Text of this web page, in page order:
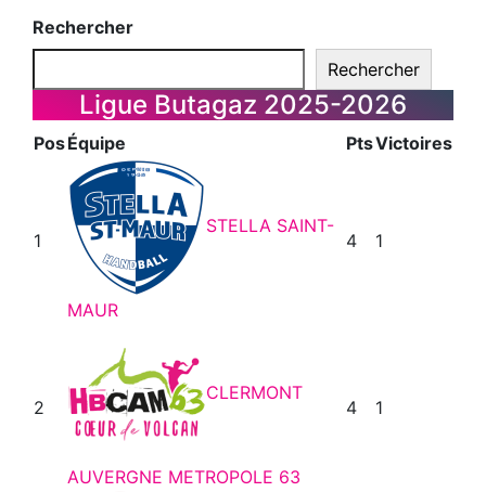
Rechercher
Rechercher
Ligue Butagaz 2025-2026
PosÉquipe PtsVictoires
1
STELLA SAINT-
MAUR
4 1
2
CLERMONT
AUVERGNE METROPOLE 63
4 1